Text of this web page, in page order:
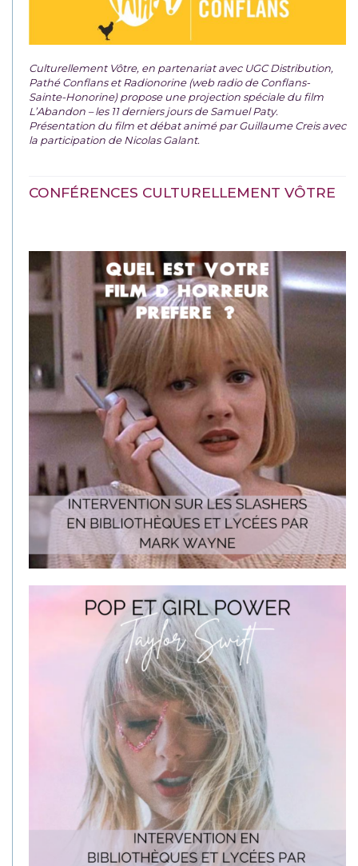
Culturellement Vôtre, en partenariat avec UGC Distribution,
Pathé Conflans et Radionorine (web radio de Conflans-
Sainte-Honorine) propose une projection spéciale du film
L’Abandon – les 11 derniers jours de Samuel Paty.
Présentation du film et débat animé par Guillaume Creis avec
la participation de Nicolas Galant.
CONFÉRENCES CULTURELLEMENT VÔTRE